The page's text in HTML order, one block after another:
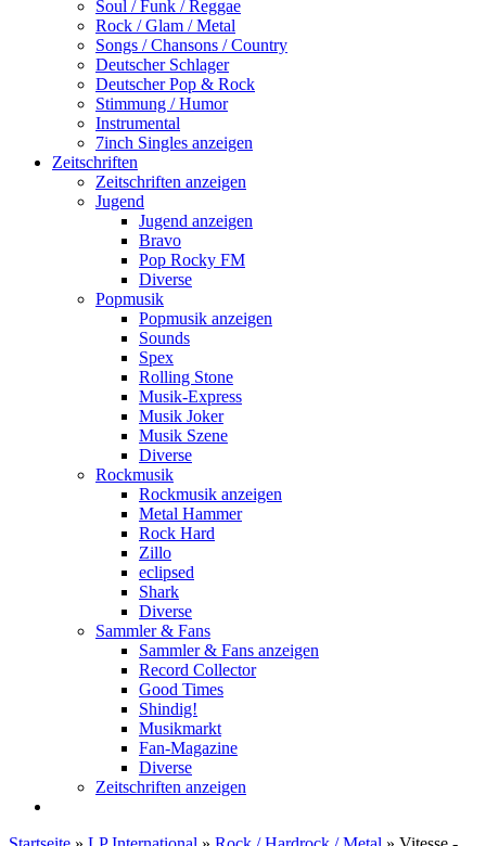
Soul / Funk / Reggae
Rock / Glam / Metal
Songs / Chansons / Country
Deutscher Schlager
Deutscher Pop & Rock
Stimmung / Humor
Instrumental
7inch Singles anzeigen
Zeitschriften
Zeitschriften anzeigen
Jugend
Jugend anzeigen
Bravo
Pop Rocky FM
Diverse
Popmusik
Popmusik anzeigen
Sounds
Spex
Rolling Stone
Musik-Express
Musik Joker
Musik Szene
Diverse
Rockmusik
Rockmusik anzeigen
Metal Hammer
Rock Hard
Zillo
eclipsed
Shark
Diverse
Sammler & Fans
Sammler & Fans anzeigen
Record Collector
Good Times
Shindig!
Musikmarkt
Fan-Magazine
Diverse
Zeitschriften anzeigen